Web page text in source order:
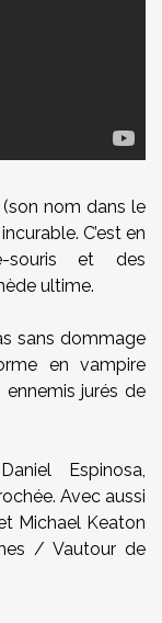
nom dans le
C’est en
souris et des
ultime.
sans dommage
en vampire
jurés de
Espinosa,
Avec aussi
Michael Keaton
/ Vautour de